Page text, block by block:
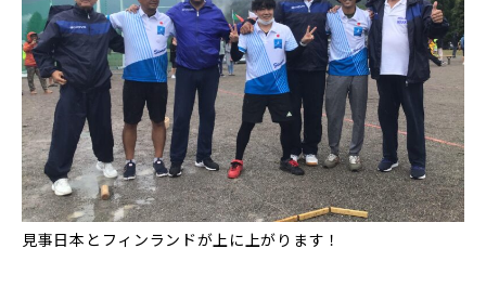
見事日本とフィンランドが上に上がります！